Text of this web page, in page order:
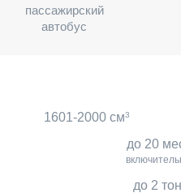
пассажирский
автобус
1601-2000 см3
до 20
до 2